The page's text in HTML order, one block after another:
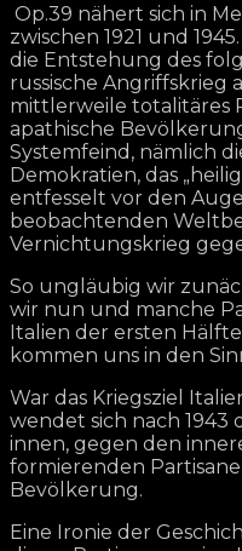
Op.39 nähert sich in
zwischen 1921 und
die Entstehung des
russische Angriffskrieg
mittlerweile totalitäres
apathische
Systemfeind, nämlich
Demokratien, das
entfesselt vor den
beobachtenden
Vernichtungskrieg
So ungläubig wir
wir nun und manche
Italien der ersten
kommen uns in den
War das Kriegsziel
wendet sich nach
innen, gegen den
formierenden
Bevölkerung.
Eine Ironie der